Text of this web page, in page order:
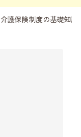
介護保険制度の基礎知識